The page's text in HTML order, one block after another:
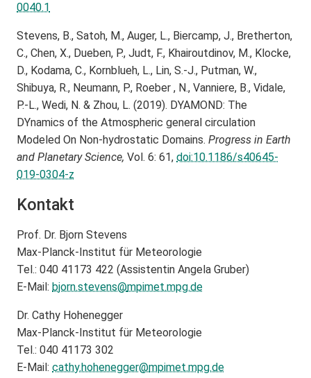
0040.1
Stevens, B., Satoh, M., Auger, L., Biercamp, J., Bretherton,
C., Chen, X., Dueben, P., Judt, F., Khairoutdinov, M., Klocke,
D., Kodama, C., Kornblueh, L., Lin, S.-J., Putman, W.,
Shibuya, R., Neumann, P., Roeber , N., Vanniere, B., Vidale,
P.-L., Wedi, N. & Zhou, L. (2019). DYAMOND: The
DYnamics of the Atmospheric general circulation
Modeled On Non-hydrostatic Domains. Progress in Earth
and Planetary Science, Vol. 6: 61, doi:10.1186/s40645-
019-0304-z
Kontakt
Prof. Dr. Bjorn Stevens
Max-Planck-Institut für Meteorologie
Tel.: 040 41173 422 (Assistentin Angela Gruber)
E-Mail: bjorn.stevens@mpimet.mpg.de
Dr. Cathy Hohenegger
Max-Planck-Institut für Meteorologie
Tel.: 040 41173 302
E-Mail: cathy.hohenegger@mpimet.mpg.de